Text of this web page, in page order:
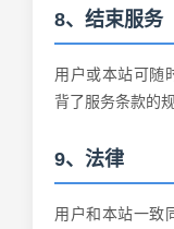
8、结束服务
用户或本站可随
背了服务条款的
9、法律
用户和本站一致